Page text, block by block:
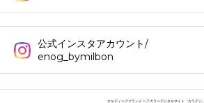
公式インスタアカウント/
enog_bymilbon
オルディーブブランド ヘアカラーデジタルサイト「カラデジ」